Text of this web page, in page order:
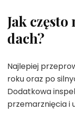
Jak
dach?
Najlepiej
roku oraz po
Dodatkowa
przemarznięcia i